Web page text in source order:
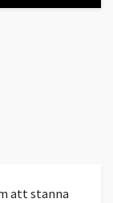
att stanna